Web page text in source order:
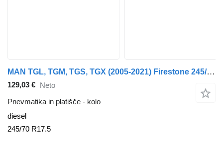
MAN TGL, TGM, TGS, TGX (2005-2021) Firestone 245/70 R17.5
129,03 € Neto
Pnevmatika in platišče - kolo
diesel
245/70 R17.5